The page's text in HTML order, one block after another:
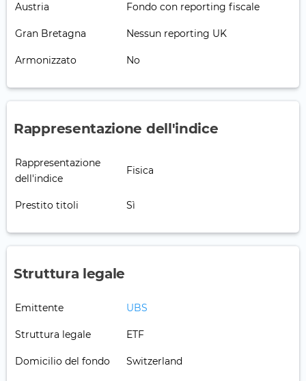
Austria Fondo con reporting fiscale
Gran Bretagna Nessun reporting UK
Armonizzato No
Rappresentazione dell'indice
Rappresentazione
dell'indice
Fisica
Prestito titoli Sì
Struttura legale
Emittente UBS
Struttura legale ETF
Domicilio del fondo Switzerland